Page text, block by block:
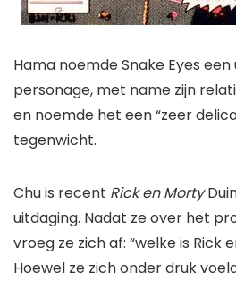
Hama noemde Snake Eyes
personage, met name zijn
en noemde het een “zeer
tegenwicht.
Chu is recent Rick en Morty
uitdaging. Nadat ze over het
vroeg ze zich af: “welke is Rick
Hoewel ze zich onder druk